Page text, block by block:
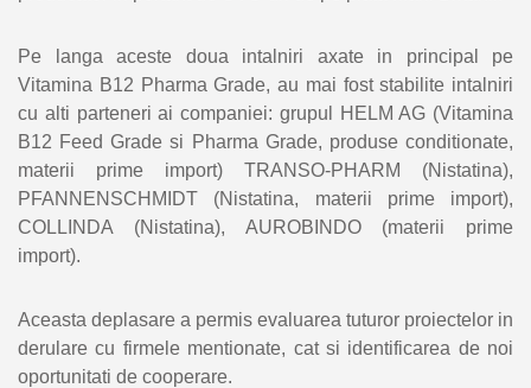
Pe langa aceste doua intalniri axate in principal pe
Vitamina B12 Pharma Grade, au mai fost stabilite intalniri
cu alti parteneri ai companiei: grupul HELM AG (Vitamina
B12 Feed Grade si Pharma Grade, produse conditionate,
materii prime import) TRANSO-PHARM (Nistatina),
PFANNENSCHMIDT (Nistatina, materii prime import),
COLLINDA (Nistatina), AUROBINDO (materii prime
import).
Aceasta deplasare a permis evaluarea tuturor proiectelor in
derulare cu firmele mentionate, cat si identificarea de noi
oportunitati de cooperare.